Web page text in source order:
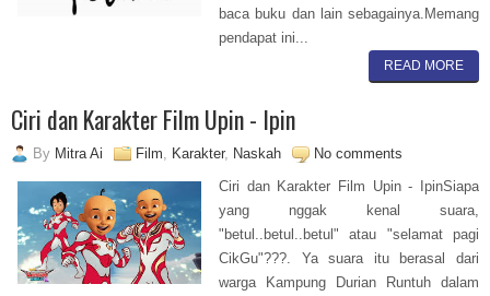
baca buku dan lain sebagainya.Memang
pendapat ini...
READ MORE
Ciri dan Karakter Film Upin - Ipin
By Mitra Ai Film Karakter, Naskah
No comments
Ciri dan Karakter Film Upin - IpinSiapa
yang nggak kenal suara,
"betul..betul..betul" atau "selamat pagi
CikGu"???. Ya suara itu berasal dari
warga Kampung Durian Runtuh dalam